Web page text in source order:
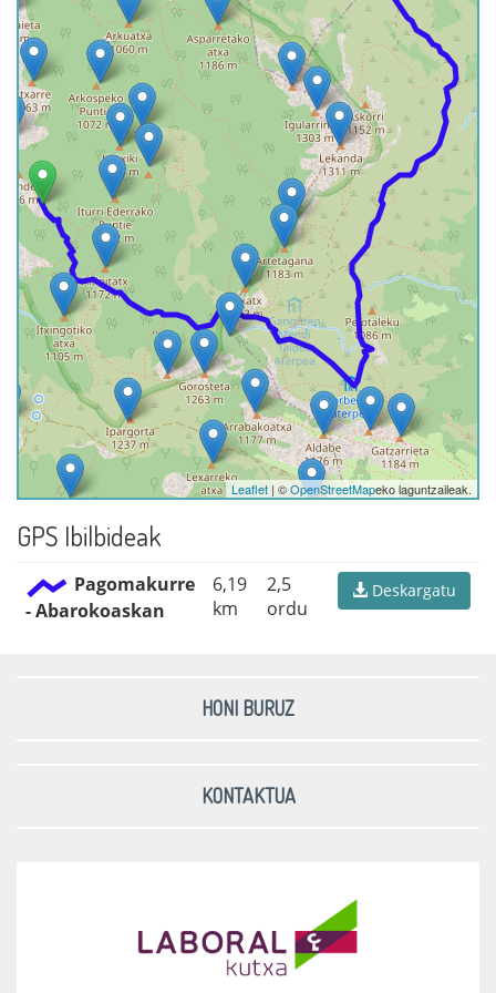
Leaflet | ©OpenStreetMapeko laguntzaileak.
GPS Ibilbideak
Pagomakurre
- Abarokoaskan
6,19
km
2,5
ordu
Deskargatu
HONI BURUZ
KONTAKTUA